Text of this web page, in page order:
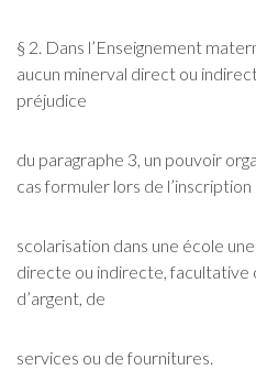
§ 2. Dans l’Enseignement
aucun minerval direct ou
préjudice
du paragraphe 3, un pouvoir
cas formuler lors de
scolarisation dans une école
directe ou indirecte, facultative
d’argent, de
services ou de fournitures.